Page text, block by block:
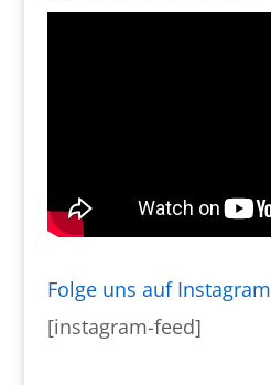
Folge uns auf Instagram
[instagram-feed]